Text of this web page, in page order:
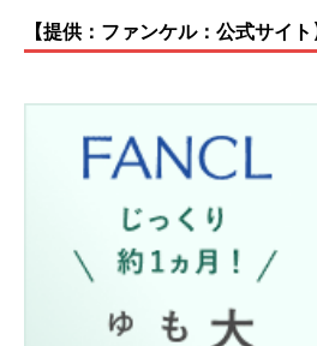
【提供：ファンケル：公式サイト】